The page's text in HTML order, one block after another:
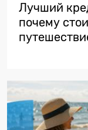
Лучший
почему